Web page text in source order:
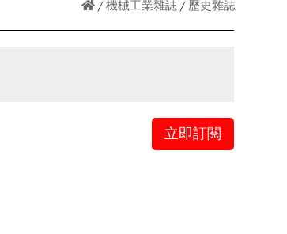
機械工業雜誌 歷史雜誌
立即訂閱